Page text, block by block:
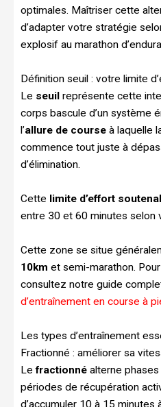
optimales. Maîtriser cette
d’adapter votre stratégie
explosif au marathon
Définition seuil : votre limite
Le seuil représente cette
corps bascule d’un système
l’allure de course à laquelle
commence tout juste à
d’élimination.
Cette limite d’effort
entre 30 et 60 minutes selon
Cette zone se situe
10km et semi-marathon.
consultez notre guide
d’entraînement en course à
Les types d’entraînement
Fractionné : améliorer sa
Lefractionné alterne
périodes de récupération
d’accumuler 10 à 15 minutes